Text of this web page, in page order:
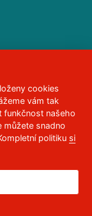
95
466 036 113
cookies
vám tak
funkčnost našeho
můžete snadno
politiku si